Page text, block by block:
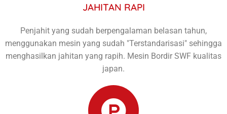
JAHITAN RAPI
Penjahit yang sudah berpengalaman belasan tahun,
menggunakan mesin yang sudah "Terstandarisasi" sehingga
menghasilkan jahitan yang rapih. Mesin Bordir SWF kualitas
japan.